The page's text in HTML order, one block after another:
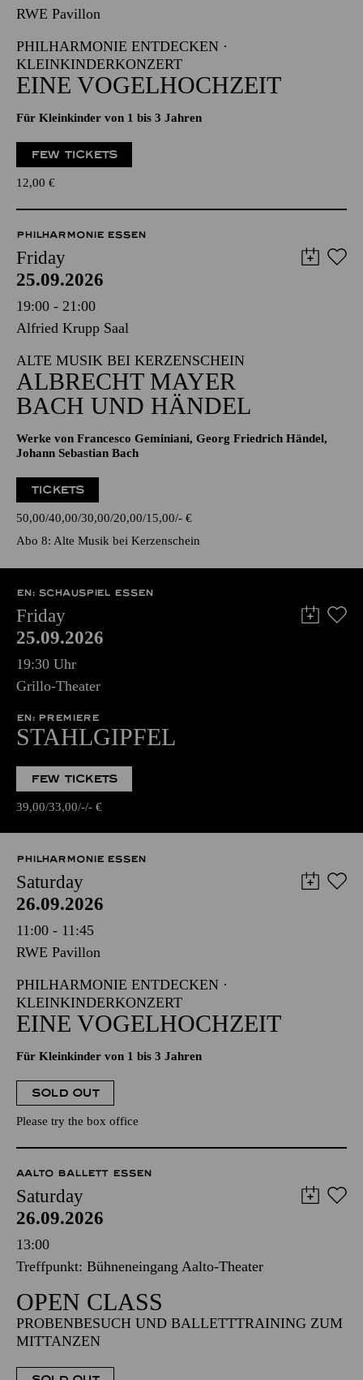
RWE Pavillon
PHILHARMONIE ENTDECKEN ·
KLEINKINDERKONZERT
EINE VOGELHOCHZEIT
Für Kleinkinder von 1 bis 3 Jahren
FEW TICKETS
12,00 €
PHILHARMONIE ESSEN
Friday
25.09.2026
19:00 - 21:00
Alfried Krupp Saal
ALTE MUSIK BEI KERZENSCHEIN
ALBRECHT MAYER
BACH UND HÄNDEL
Werke von Francesco Geminiani, Georg Friedrich Händel,
Johann Sebastian Bach
TICKETS
50,00 40,00 30,00 20,00 15,00 - €
Abo 8: Alte Musik bei Kerzenschein
EN: SCHAUSPIEL ESSEN
Friday
25.09.2026
19:30 Uhr
Grillo-Theater
EN: PREMIERE
STAHLGIPFEL
FEW TICKETS
39,00 33,00 - - €
PHILHARMONIE ESSEN
Saturday
26.09.2026
11:00 - 11:45
RWE Pavillon
PHILHARMONIE ENTDECKEN ·
KLEINKINDERKONZERT
EINE VOGELHOCHZEIT
Für Kleinkinder von 1 bis 3 Jahren
SOLD OUT
Please try the box office
AALTO BALLETT ESSEN
Saturday
26.09.2026
13:00
Treffpunkt: Bühneneingang Aalto-Theater
OPEN CLASS
PROBENBESUCH UND BALLETTTRAINING ZUM
MITTANZEN